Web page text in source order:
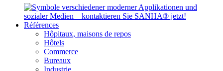
Références
Hôpitaux, maisons de repos
Hôtels
Commerce
Bureaux